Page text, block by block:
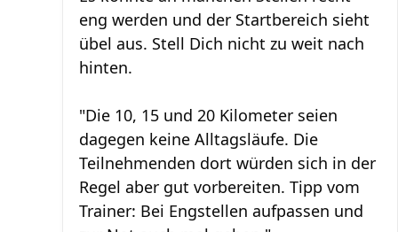
eng werden und der Startbereich sieht
übel aus. Stell Dich nicht zu weit nach
hinten.
"Die 10, 15 und 20 Kilometer seien
dagegen keine Alltagsläufe. Die
Teilnehmenden dort würden sich in der
Regel aber gut vorbereiten. Tipp vom
Trainer: Bei Engstellen aufpassen und